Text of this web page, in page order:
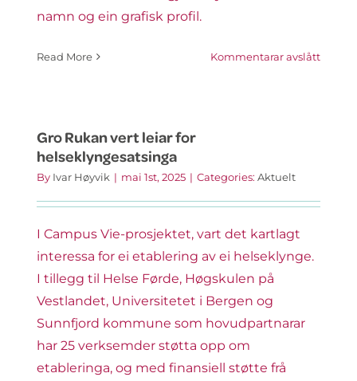
namn og ein grafisk profil.
Read More Kommentarar avslåttpå
vi
Gro Rukan vert leiar for
helseklyngesatsinga
By Ivar Høyvik | mai 1st, 2025 | Categories: Aktuelt
I Campus Vie-prosjektet, vart det kartlagt
interessa for ei etablering av ei helseklynge.
I tillegg til Helse Førde, Høgskulen på
Vestlandet, Universitetet i Bergen og
Sunnfjord kommune som hovudpartnarar
har 25 verksemder støtta opp om
etableringa, og med finansiell støtte frå